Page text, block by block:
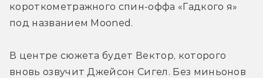
короткометражного спин-оффа «Гадкого я»
под названием Mooned.
В центре сюжета будет Вектор, которого
вновь озвучит Джейсон Сигел. Без миньонов